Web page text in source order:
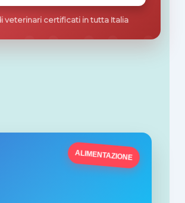
veterinari certificati in tutta Italia
ALIMENTAZIONE